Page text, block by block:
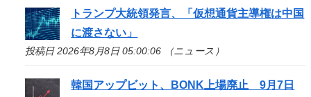
トランプ大統領発言、「仮想通貨主導権は中国
に渡さない」
投稿日 2026年8月8日 05:00:06 （ニュース）
韓国アップビット、BONK上場廃止 9月7日